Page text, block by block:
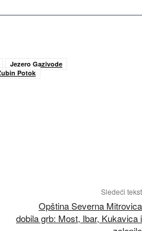
Jezero Gazivode
Potok
Sledeći tekst
Opština Severna Mitrovica
dobila grb: Most, Ibar, Kukavica i